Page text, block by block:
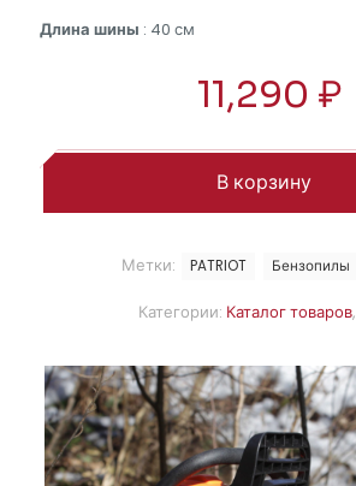
Длина шины : 40 см
11,290 ₽
В корзину
Категории: Каталог товаров,
Метки: PATRIOT Бензопилы